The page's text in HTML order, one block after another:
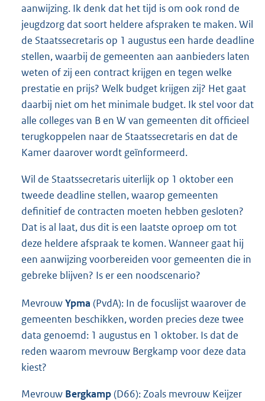
aanwijzing. Ik denk dat het tijd is om ook rond de
jeugdzorg dat soort heldere afspraken te maken. Wil
de Staatssecretaris op 1 augustus een harde deadline
stellen, waarbij de gemeenten aan aanbieders laten
weten of zij een contract krijgen en tegen welke
prestatie en prijs? Welk budget krijgen zij? Het gaat
daarbij niet om het minimale budget. Ik stel voor dat
alle colleges van B en W van gemeenten dit officieel
terugkoppelen naar de Staatssecretaris en dat de
Kamer daarover wordt geïnformeerd.
Wil de Staatssecretaris uiterlijk op 1 oktober een
tweede deadline stellen, waarop gemeenten
definitief de contracten moeten hebben gesloten?
Dat is al laat, dus dit is een laatste oproep om tot
deze heldere afspraak te komen. Wanneer gaat hij
een aanwijzing voorbereiden voor gemeenten die in
gebreke blijven? Is er een noodscenario?
MevrouwYpma (PvdA): In de focuslijst waarover de
gemeenten beschikken, worden precies deze twee
data genoemd: 1 augustus en 1 oktober. Is dat de
reden waarom mevrouw Bergkamp voor deze data
kiest?
Mevrouw Bergkamp(D66): Zoals mevrouw Keijzer